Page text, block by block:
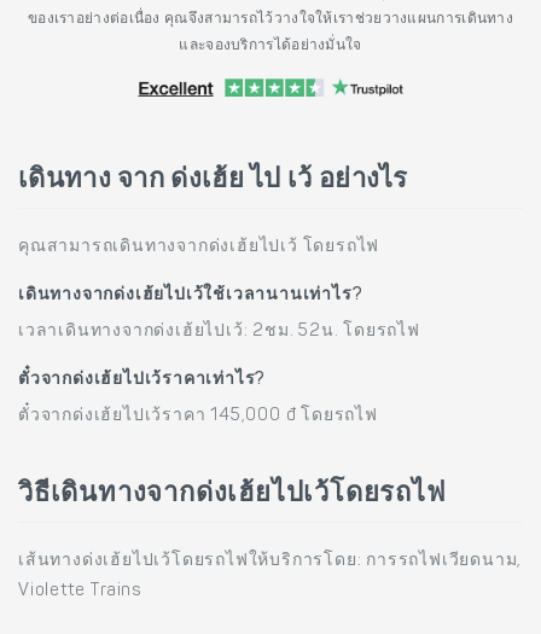
ของเราอย่างต่อเนื่อง คุณจึงสามารถไว้วางใจให้เราช่วยวางแผนการเดินทาง
และจองบริการได้อย่างมั่นใจ
เดินทาง จาก ด่งเฮ้ย ไป เว้ อย่างไร
คุณสามารถเดินทางจากด่งเฮ้ยไปเว้ โดยรถไฟ
เดินทางจากด่งเฮ้ยไปเว้ใช้เวลานานเท่าไร?
เวลาเดินทางจากด่งเฮ้ยไปเว้: 2ชม. 52น. โดยรถไฟ
ตั๋วจากด่งเฮ้ยไปเว้ราคาเท่าไร?
ตั๋วจากด่งเฮ้ยไปเว้ราคา 145,000 đ โดยรถไฟ
วิธีเดินทางจากด่งเฮ้ยไปเว้โดยรถไฟ
เส้นทางด่งเฮ้ยไปเว้โดยรถไฟให้บริการโดย: การรถไฟเวียดนาม,
Violette Trains